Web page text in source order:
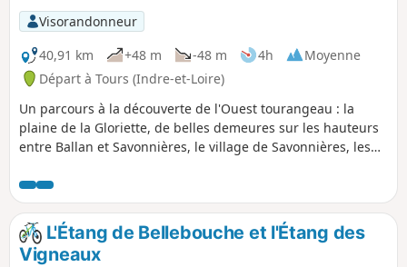
Visorandonneur
40,91 km
+48 m -48 m 4h
Moyenne
Départ à Tours (Indre-et-Loire)
Un parcours à la découverte de l'Ouest tourangeau : la
plaine de la Gloriette, de belles demeures sur les hauteurs
entre Ballan et Savonnières, le village de Savonnières, les
L'Étang de Bellebouche et l'Étang des
Vigneaux